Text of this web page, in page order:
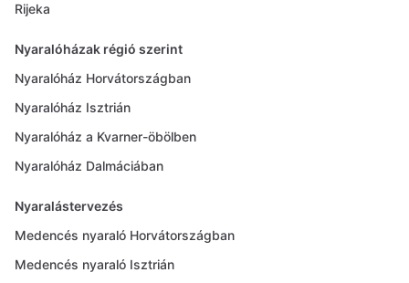
Rijeka
Nyaralóházak régió szerint
Nyaralóház Horvátországban
Nyaralóház Isztrián
Nyaralóház a Kvarner-öbölben
Nyaralóház Dalmáciában
Nyaralástervezés
Medencés nyaraló Horvátországban
Medencés nyaraló Isztrián